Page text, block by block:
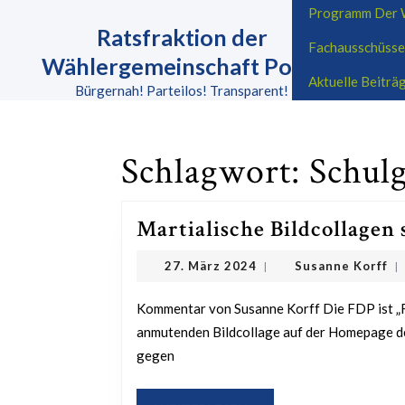
Ratsfraktion der
Wählergemeinschaft Porta
Bürgernah! Parteilos! Transparent!
Programm Der
Aktuelle
Schlagwort:
Martialische Bildcollagen
27. März 2024 27.
| Susanne Korff |
Kommentar von Susanne Korff Die FDP ist „Fassungslos“! So heißt es auf einer fast schon martialisch
anmutenden Bildcollage auf der Homepage
gegen